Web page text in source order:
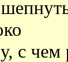
с чем